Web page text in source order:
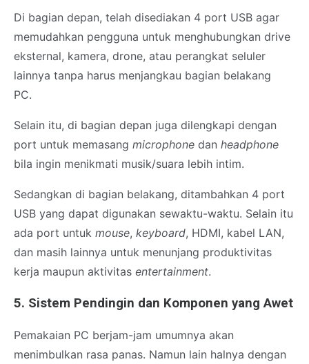
Di bagian depan, telah disediakan 4 port USB agar
memudahkan pengguna untuk menghubungkan drive
eksternal, kamera, drone, atau perangkat seluler
lainnya tanpa harus menjangkau bagian belakang
PC.
Selain itu, di bagian depan juga dilengkapi dengan
port untuk memasang microphone dan headphone
bila ingin menikmati musik/suara lebih intim.
Sedangkan di bagian belakang, ditambahkan 4 port
USB yang dapat digunakan sewaktu-waktu. Selain itu
ada port untuk mouse, keyboard, HDMI, kabel LAN,
dan masih lainnya untuk menunjang produktivitas
kerja maupun aktivitas entertainment.
5. Sistem Pendingin dan Komponen yang Awet
Pemakaian PC berjam-jam umumnya akan
menimbulkan rasa panas. Namun lain halnya dengan